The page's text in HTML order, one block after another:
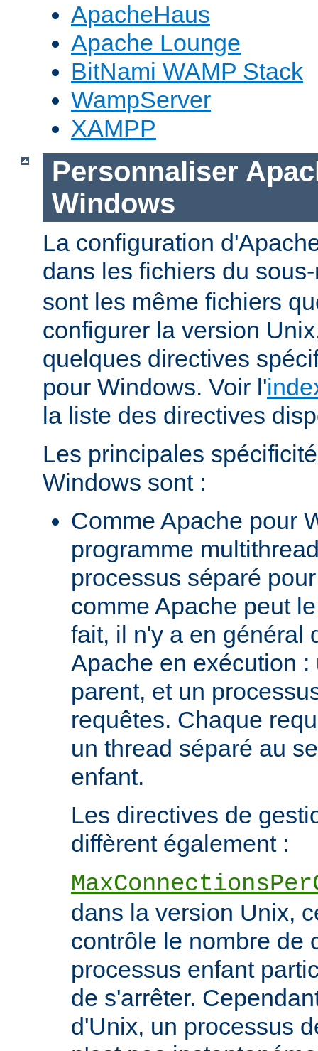
ApacheHaus
Apache Lounge
BitNami WAMP Stack
WampServer
XAMPP
Personnaliser
Windows
La configuration
dans les fichiers du
sont les même fichiers
configurer la version
quelques directives
pour Windows. Voir l'
la liste des directives
Les principales
Windows sont :
Comme Apache pour
programme
processus séparé
comme Apache peut
fait, il n'y a en général
Apache en exécution :
parent, et un
requêtes. Chaque
un thread séparé au
enfant.
Les directives de
diffèrent également :
dans la version Unix,
contrôle le nombre de
processus enfant
de s'arrêter.
d'Unix, un processus